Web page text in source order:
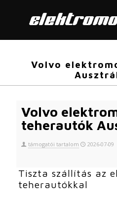
Volvo
Volvo
teherautók
támogatói tartalom 2026-07-09
Tiszta szállítás az
teherautókkal